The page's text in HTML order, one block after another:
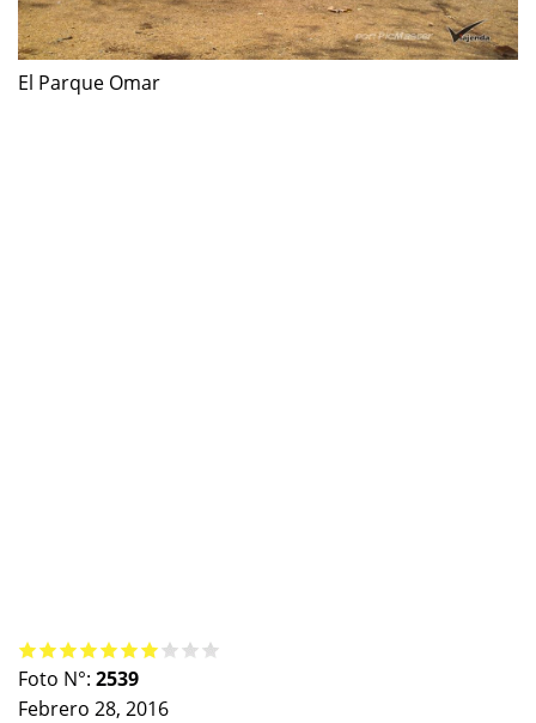
El Parque Omar
Foto N°: 2539
Febrero 28, 2016